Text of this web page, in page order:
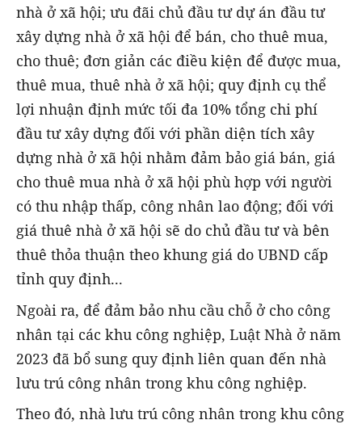
nhà ở xã hội; ưu đãi chủ đầu tư dự án đầu tư
xây dựng nhà ở xã hội để bán, cho thuê mua,
cho thuê; đơn giản các điều kiện để được mua,
thuê mua, thuê nhà ở xã hội; quy định cụ thể
lợi nhuận định mức tối đa 10% tổng chi phí
đầu tư xây dựng đối với phần diện tích xây
dựng nhà ở xã hội nhằm đảm bảo giá bán, giá
cho thuê mua nhà ở xã hội phù hợp với người
có thu nhập thấp, công nhân lao động; đối với
giá thuê nhà ở xã hội sẽ do chủ đầu tư và bên
thuê thỏa thuận theo khung giá do UBND cấp
tỉnh quy định...
Ngoài ra, để đảm bảo nhu cầu chỗ ở cho công
nhân tại các khu công nghiệp, Luật Nhà ở năm
2023 đã bổ sung quy định liên quan đến nhà
lưu trú công nhân trong khu công nghiệp.
Theo đó, nhà lưu trú công nhân trong khu công